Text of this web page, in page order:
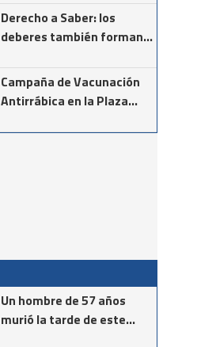
comunidad vasca
Derecho a Saber: los
deberes también forman
Campaña de Vacunación
Antirrábica en la Plaza
Un hombre de 57 años
murió la tarde de este